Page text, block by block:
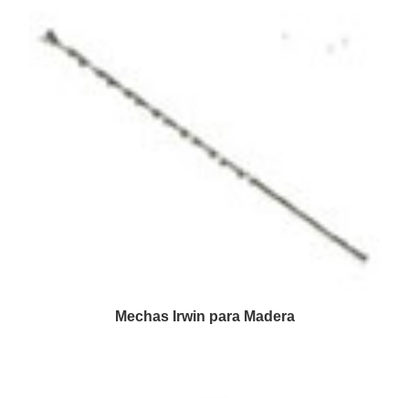
Mechas Irwin para Madera